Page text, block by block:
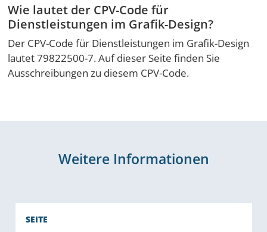
Wie lautet der CPV-Code für
Dienstleistungen im Grafik-Design?
Der CPV-Code für Dienstleistungen im Grafik-Design
lautet 79822500-7. Auf dieser Seite finden Sie
Ausschreibungen zu diesem CPV-Code.
Weitere Informationen